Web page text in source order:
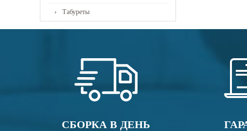
Табуреты
СБОРКА В ДЕНЬ